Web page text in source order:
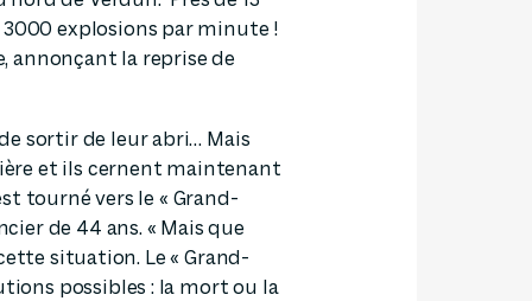
3000 explosions par minute !
annonçant la reprise de
sortir de leur abri… Mais
et ils cernent maintenant
tourné vers le « Grand-
de 44 ans. « Mais que
situation. Le « Grand-
possibles : la mort ou la